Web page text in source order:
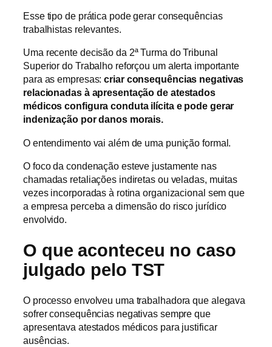
Esse tipo de prática pode gerar consequências
trabalhistas relevantes.
Uma recente decisão da 2ª Turma do Tribunal
Superior do Trabalho reforçou um alerta importante
para as empresas:criar consequências negativas
relacionadas à apresentação de atestados
médicos configura conduta ilícita e pode gerar
indenização por danos morais.
O entendimento vai além de uma punição formal.
O foco da condenação esteve justamente nas
chamadas retaliações indiretas ou veladas, muitas
vezes incorporadas à rotina organizacional sem que
a empresa perceba a dimensão do risco jurídico
envolvido.
O que aconteceu no caso
julgado pelo TST
O processo envolveu uma trabalhadora que alegava
sofrer consequências negativas sempre que
apresentava atestados médicos para justificar
ausências.